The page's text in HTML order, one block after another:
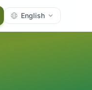
English